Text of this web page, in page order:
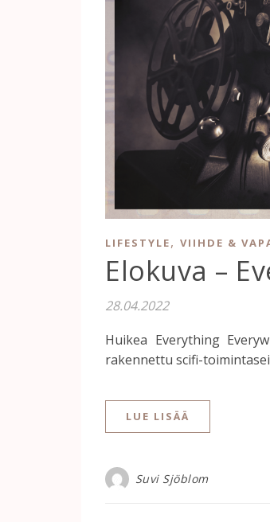
LIFESTYLE, VIIHDE &
Elokuva –
28.04.2022
Huikea Everything
rakennettu scifi-
LUE LISÄÄ
Suvi Sjöblom